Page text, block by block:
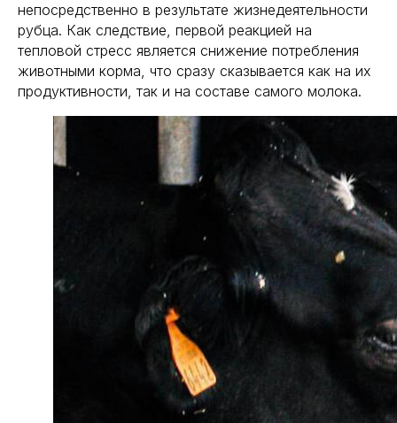
непосредственно в результате жизнедеятельности
рубца. Как следствие, первой реакцией на
тепловой стресс является снижение потребления
животными корма, что сразу сказывается как на их
продуктивности, так и на составе самого молока.